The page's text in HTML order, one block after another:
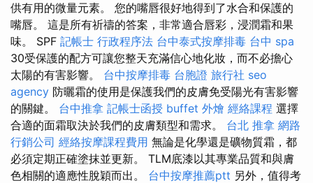
供有用的微量元素。 您的嘴唇很好地得到了水合和保護的
嘴唇。 這是所有祈禱的答案，非常適合唇彩，浸潤霜和果
味。 SPF 記帳士 行政程序法 台中泰式按摩排毒 台中 spa
30受保護的配方可讓您整天充滿信心地化妝，而不必擔心
太陽的有害影響。 台中按摩排毒 台胞證 旅行社 seo
agency 防曬霜的使用是保護我們的皮膚免受陽光有害影響
的關鍵。 台中推拿 記帳士函授 buffet 外燴 經絡課程 選擇
合適的面霜取決於我們的皮膚類型和需求。 台北 推拿 網路
行銷公司 經絡按摩課程費用 無論是化學還是礦物質霜，都
必須定期正確塗抹並更新。 TLM底漆以其專業品質和與膚
色相​​關的適應性脫穎而出。 台中按摩推薦ptt 另外，值得考